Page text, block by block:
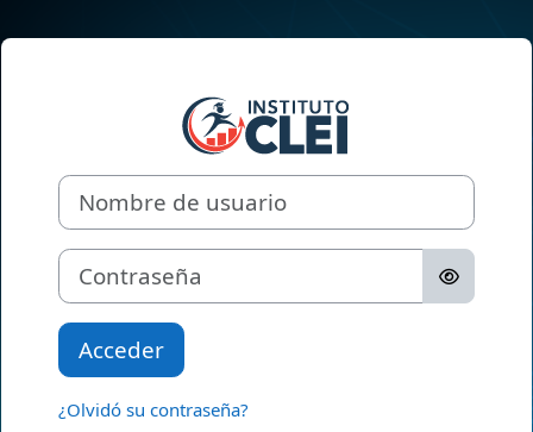
Entrar a AULA
Nombre de usuario
Contraseña
Acceder
¿Olvidó su contraseña?